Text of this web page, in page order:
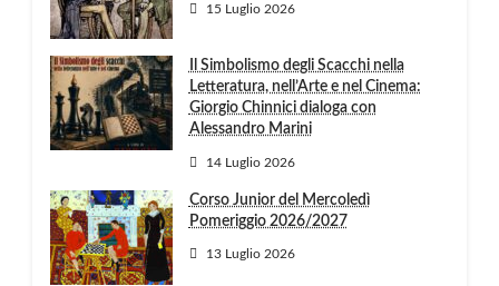
15 Luglio 2026
Il Simbolismo degli Scacchi nella
Letteratura, nell’Arte e nel Cinema:
Giorgio Chinnici dialoga con
Alessandro Marini
14 Luglio 2026
Corso Junior del Mercoledì
Pomeriggio 2026/2027
13 Luglio 2026